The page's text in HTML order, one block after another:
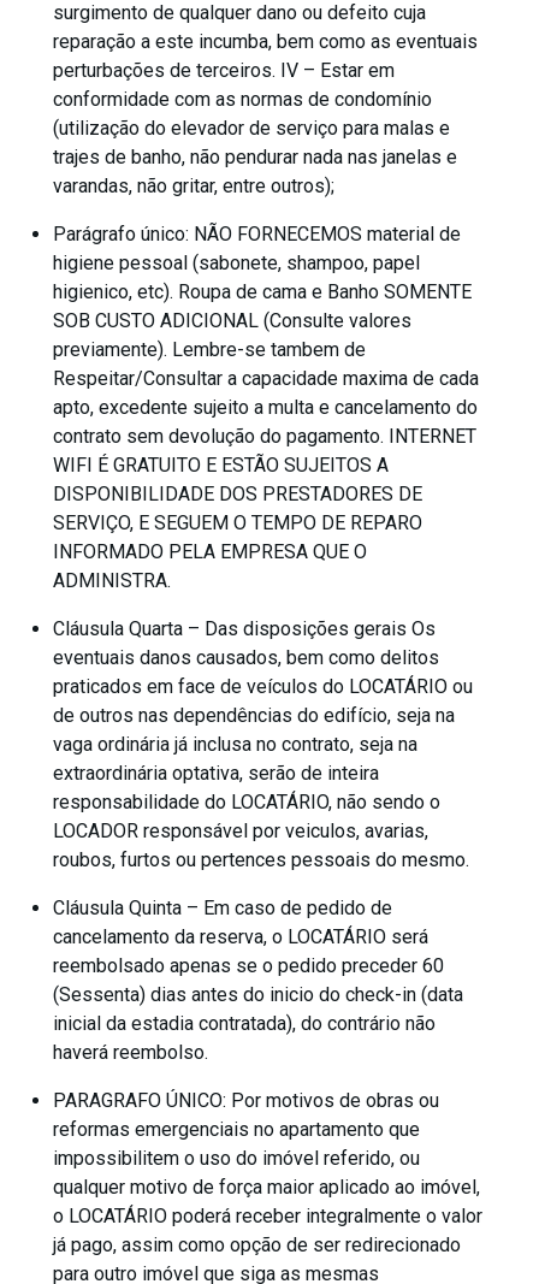
surgimento de qualquer dano ou defeito cuja
reparação a este incumba, bem como as eventuais
perturbações de terceiros. IV – Estar em
conformidade com as normas de condomínio
(utilização do elevador de serviço para malas e
trajes de banho, não pendurar nada nas janelas e
varandas, não gritar, entre outros);
Parágrafo único: NÃO FORNECEMOS material de
higiene pessoal (sabonete, shampoo, papel
higienico, etc). Roupa de cama e Banho SOMENTE
SOB CUSTO ADICIONAL (Consulte valores
previamente). Lembre-se tambem de
Respeitar/Consultar a capacidade maxima de cada
apto, excedente sujeito a multa e cancelamento do
contrato sem devolução do pagamento. INTERNET
WIFI É GRATUITO E ESTÃO SUJEITOS A
DISPONIBILIDADE DOS PRESTADORES DE
SERVIÇO, E SEGUEM O TEMPO DE REPARO
INFORMADO PELA EMPRESA QUE O
ADMINISTRA.
Cláusula Quarta – Das disposições gerais Os
eventuais danos causados, bem como delitos
praticados em face de veículos do LOCATÁRIO ou
de outros nas dependências do edifício, seja na
vaga ordinária já inclusa no contrato, seja na
extraordinária optativa, serão de inteira
responsabilidade do LOCATÁRIO, não sendo o
LOCADOR responsável por veiculos, avarias,
roubos, furtos ou pertences pessoais do mesmo.
Cláusula Quinta – Em caso de pedido de
cancelamento da reserva, o LOCATÁRIO será
reembolsado apenas se o pedido preceder 60
(Sessenta) dias antes do inicio do check-in (data
inicial da estadia contratada), do contrário não
haverá reembolso.
PARAGRAFO ÚNICO: Por motivos de obras ou
reformas emergenciais no apartamento que
impossibilitem o uso do imóvel referido, ou
qualquer motivo de força maior aplicado ao imóvel,
o LOCATÁRIO poderá receber integralmente o valor
já pago, assim como opção de ser redirecionado
para outro imóvel que siga as mesmas